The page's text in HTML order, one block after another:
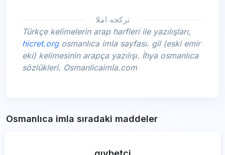
تركجه املا
Türkçe kelimelerin arap harfleri ile yazılışları,
hicret.orgosmanlıca imla sayfası. gil (eski emir
eki) kelimesinin arapça yazılışı. İhya osmanlıca
sözlükleri. Osmanlicaimla.com
Osmanlıca imla sıradaki maddeler